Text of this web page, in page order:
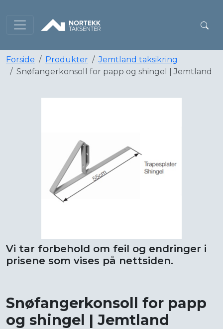
Forside Produkter
Jemtland taksikring
Snøfangerkonsoll for papp og shingel | Jemtland
Vi tar forbehold om feil og endringer i
prisene som vises på nettsiden.
Snøfangerkonsoll for papp
og shingel | Jemtland